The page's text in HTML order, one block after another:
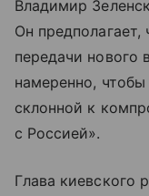
Владимир
Он предполагает,
передачи нового
намеренно,
склонной к
с Россией».
Глава киевского